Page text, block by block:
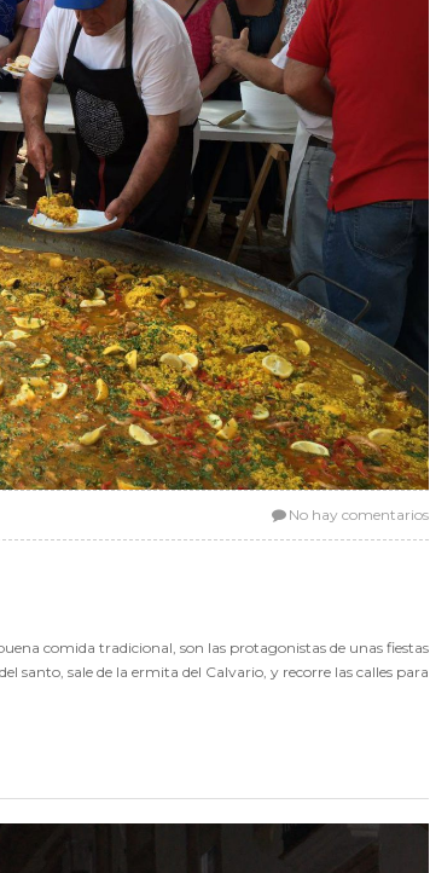
No hay comentarios
comida tradicional, son las protagonistas de unas fiestas
santo, sale de la ermita del Calvario, y recorre las calles para